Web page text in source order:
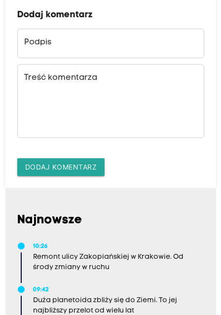
Dodaj komentarz
Podpis
Treść komentarza
DODAJ KOMENTARZ
Najnowsze
10:26
Remont ulicy Zakopiańskiej w Krakowie. Od
środy zmiany w ruchu
09:42
Duża planetoida zbliży się do Ziemi. To jej
najbliższy przelot od wielu lat